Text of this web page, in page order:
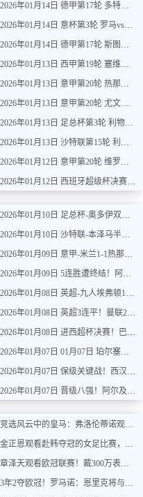
2026年01月14日 德甲第17轮 多特蒙德vs不莱梅 全场录像
2026年01月14日 意杯第3轮 罗马vs都灵 全场录像
2026年01月14日 德甲第17轮 斯图加特vs法兰克福 全场录像
2026年01月13日 西甲第19轮 塞维利亚vs塞尔塔 全场录像
2026年01月13日 意甲第20轮 热那亚vs卡利亚里 全场录像
2026年01月13日 意甲第20轮 尤文图斯vs克雷莫内塞 全场录像
2026年01月13日 足总杯第3轮 利物浦vs巴恩斯利 全场录像
2026年01月13日 沙特联第15轮 利雅得新月vs利雅得胜利 全场录像
2026年01月12日 意甲第20轮 维罗纳vs拉齐奥 全场录像
2026年01月12日 西班牙超级杯决赛 巴塞罗那vs皇家马德里 全场录像
2026年01月10日 足总杯-奥多伊双响 点球大战诺丁汉森林6-7雷克瑟姆
2026年01月10日 沙特联-本泽马半场戴帽 吉达联合4-0拉斯永恒
2026年01月09日 意甲-米兰1-1热那亚落后榜首3分 莱奥补时绝平普利西奇进球被吹
2026年01月09日 5连胜遭终结！阿森纳0-0利物浦 布拉德利中框+伤退因卡皮耶伤退
2026年01月08日 英超-九人埃弗顿1-1狼队 基恩破门+中柱+染红格拉利什两黄被罚下
2026年01月08日 英超3连平！曼联2-2伯恩利 舍什科双响海文乌龙 弗莱彻无缘开门红
2026年01月08日 进西超杯决赛！巴萨5-0毕巴 拉菲尼亚2射1传 费尔明巴德吉2传1射
2026年01月07日 01月07日 珀尔塞努斯努桑塔拉 vs 佩尔帕咖 全场集锦战报统计
2026年01月07日 保级关键战！西汉姆1-2遭森林逆转绝杀 怀特89分钟点射制胜
2026年01月07日 晋级八强！阿尔及利亚1-0民主刚果将战尼日利亚 布尔比纳加时绝杀
竞选风云中的皇马：弗洛伦蒂诺观赛女足，穆里尼奥归队悬念待解
金正恩观看赴韩夺冠的女足比赛，祝愿朝鲜的好女儿—可靠的女足队球员们摘得更多的金牌
章泽天观看欧冠联赛！戴300万表好低调，穿无袖小香风嫩如少女
3年2夺欧冠！罗马诺：恩里克将与巴黎续约4年！计划冲击欧冠三连